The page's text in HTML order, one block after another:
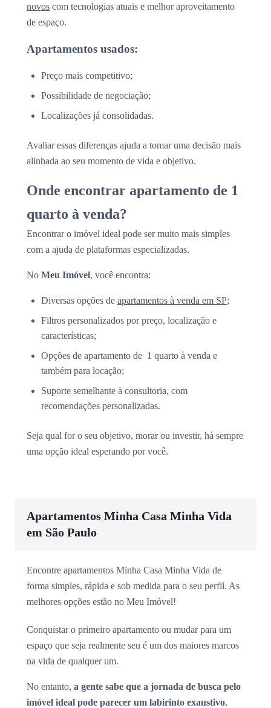
novos com tecnologias atuais e melhor aproveitamento
de espaço.
Apartamentos usados:
Preço mais competitivo;
Possibilidade de negociação;
Localizações já consolidadas.
Avaliar essas diferenças ajuda a tomar uma decisão mais
alinhada ao seu momento de vida e objetivo.
Onde encontrar apartamento de 1
quarto à venda?
Encontrar o imóvel ideal pode ser muito mais simples
com a ajuda de plataformas especializadas.
No Meu Imóvel, você encontra:
Diversas opções de apartamentos à venda em SP;
Filtros personalizados por preço, localização e
características;
Opções de apartamento de 1 quarto à venda e
também para locação;
Suporte semelhante à consultoria, com
recomendações personalizadas.
Seja qual for o seu objetivo, morar ou investir, há sempre
uma opção ideal esperando por você.
Apartamentos Minha Casa Minha Vida
em São Paulo
Encontre apartamentos Minha Casa Minha Vida de
forma simples, rápida e sob medida para o seu perfil. As
melhores opções estão no Meu Imóvel!
Conquistar o primeiro apartamento ou mudar para um
espaço que seja realmente seu é um dos maiores marcos
na vida de qualquer um.
No entanto, a gente sabe que a jornada de busca pelo
imóvel ideal pode parecer um labirinto exaustivo,